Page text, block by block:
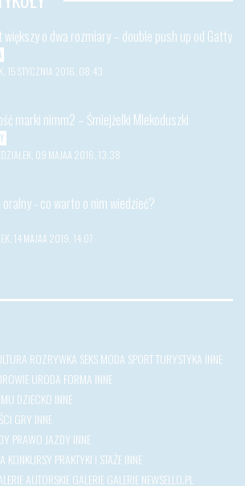
większy o dwa rozmiary – double push up od Gatty
15 STYCZNIA 2016, 08:43
marki nimm2 – Śmiejżelki Mlekoduszki
09 MAJAA 2016, 13:38
oralny - co warto o nim wiedzieć?
14 MAJAA 2019, 14:07
ROZRYWKA SEKSMODA SPORTTURYSTYKA INNE
URODA FORMA INNE
DZIECKO INNE
GRY INNE
PRAWO JAZDY INNE
KONKURSY PRAKTYKI I STAŻEINNE
AUTORSKIE GALERIEGALERIE NEWSELLO.PL